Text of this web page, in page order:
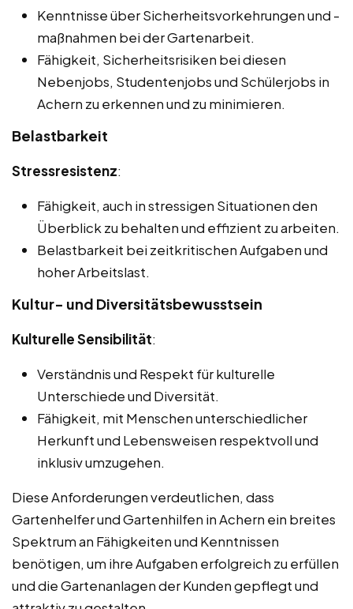
Kenntnisse über Sicherheitsvorkehrungen und -
maßnahmen bei der Gartenarbeit.
Fähigkeit, Sicherheitsrisiken bei diesen
Nebenjobs, Studentenjobs und Schülerjobs in
Achern zu erkennen und zu minimieren.
Belastbarkeit
Stressresistenz:
Fähigkeit, auch in stressigen Situationen den
Überblick zu behalten und effizient zu arbeiten.
Belastbarkeit bei zeitkritischen Aufgaben und
hoher Arbeitslast.
Kultur- und Diversitätsbewusstsein
Kulturelle Sensibilität:
Verständnis und Respekt für kulturelle
Unterschiede und Diversität.
Fähigkeit, mit Menschen unterschiedlicher
Herkunft und Lebensweisen respektvoll und
inklusiv umzugehen.
Diese Anforderungen verdeutlichen, dass
Gartenhelfer und Gartenhilfen in Achern ein breites
Spektrum an Fähigkeiten und Kenntnissen
benötigen, um ihre Aufgaben erfolgreich zu erfüllen
und die Gartenanlagen der Kunden gepflegt und